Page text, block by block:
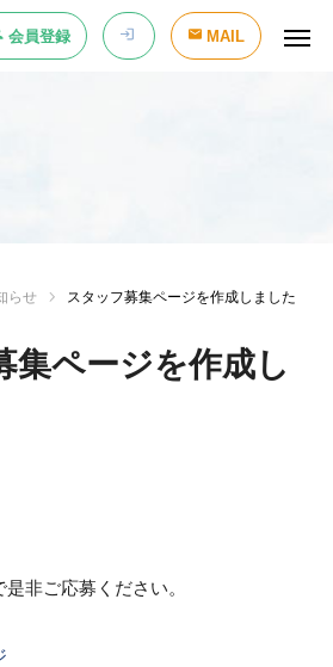
会員登録 MAIL
らせ スタッフ募集ページを作成しました
集ページを作成し
非ご応募ください。